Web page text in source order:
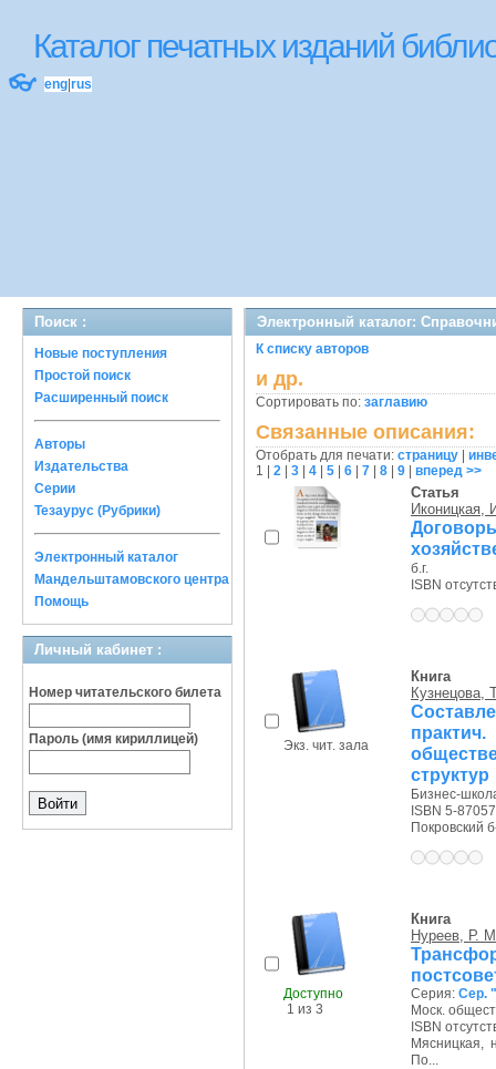
Каталог печатных изданий
👓 eng rus
Поиск :
Новые поступления
Простой поиск
Расширенный поиск
Авторы
Издательства
Серии
Тезаурус (Рубрики)
Электронный каталог
Мандельштамовского центра
Помощь
Личный кабинет :
Номер читательского билета
Пароль (имя кириллицей)
Электронный каталог:
К списку авторов
и др.
Сортировать по: заглавию
Связанные описания:
Отобрать для печати: страницу
1
2 3 4 5 6 7 8 9 вперед >>
Статья
Иконицкая,
б.г.
ISBN
Экз. чит. зала
Книга
Кузнецова,
структур
Бизнес-
ISBN 5-
Покровский
Доступно
1 из 3
Книга
Нуреев, Р.
Серия: Сер.
Моск.
ISBN
Мясницкая,
По...